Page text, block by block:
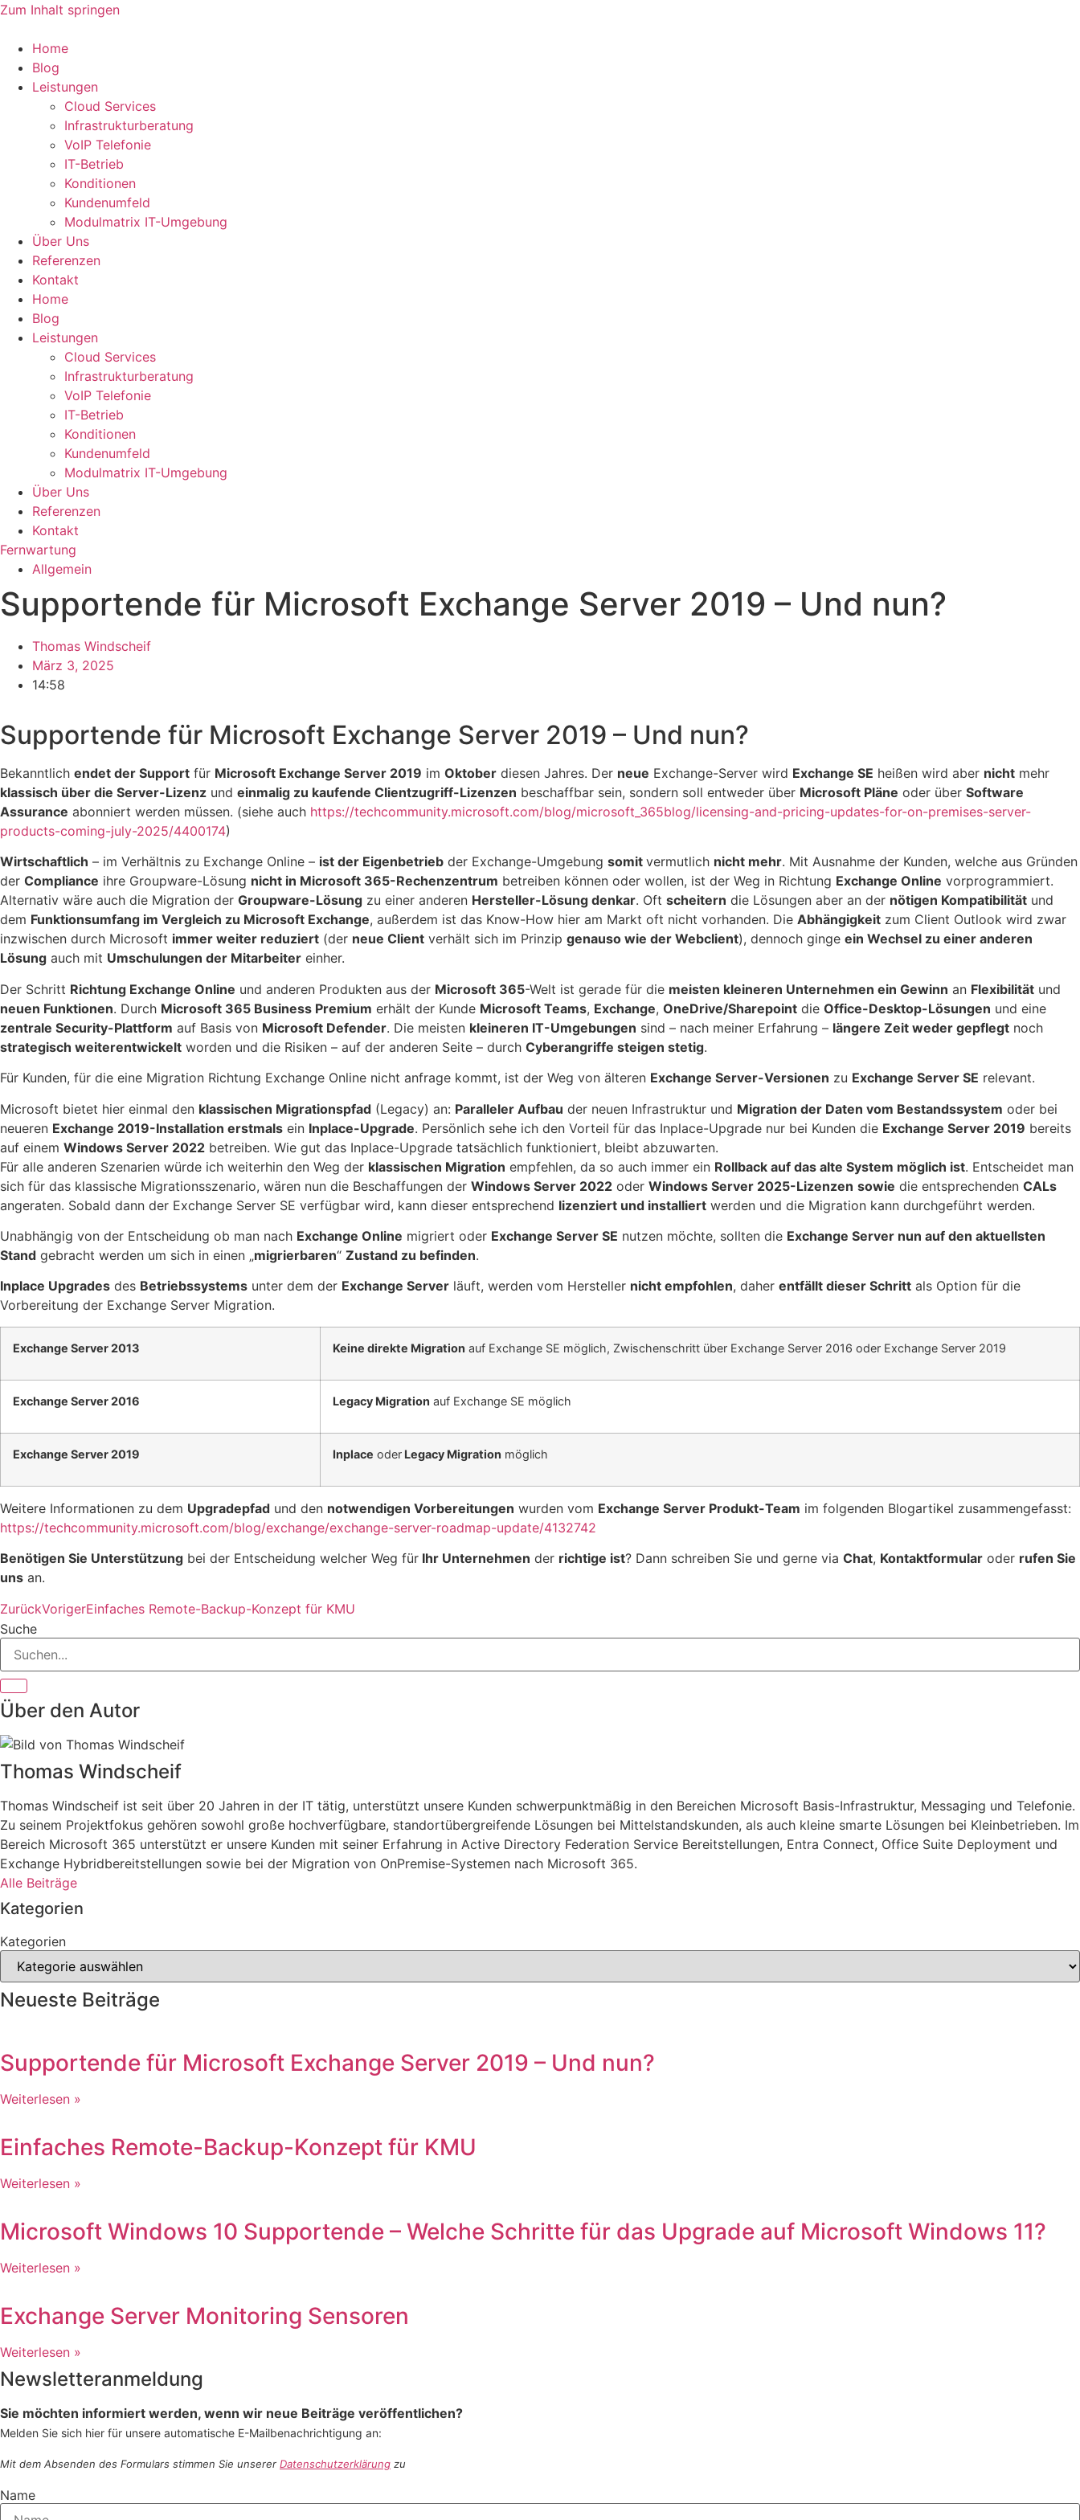
Zum Inhalt springen
Home
Blog
Leistungen
Cloud Services
Infrastrukturberatung
VoIP Telefonie
IT-Betrieb
Konditionen
Kundenumfeld
Modulmatrix IT-Umgebung
Über Uns
Referenzen
Kontakt
Home
Blog
Leistungen
Cloud Services
Infrastrukturberatung
VoIP Telefonie
IT-Betrieb
Konditionen
Kundenumfeld
Modulmatrix IT-Umgebung
Über Uns
Referenzen
Kontakt
Fernwartung
Allgemein
Supportende für Microsoft Exchange Server 2019 – Und nun?
Thomas Windscheif
März 3, 2025
14:58
Supportende für Microsoft Exchange Server 2019 – Und nun?
Bekanntlich endet der Support für Microsoft Exchange Server 2019 im Oktober diesen Jahres. Der neue Exchange-Server wird Exchange SE heißen wird aber nicht mehr
klassisch über die Server-Lizenz und einmalig zu kaufende Clientzugriff-Lizenzen beschaffbar sein, sondern soll entweder über Microsoft Pläne oder über Software
Assurance abonniert werden müssen. (siehe auch https://techcommunity.microsoft.com/blog/microsoft_365blog/licensing-and-pricing-updates-for-on-premises-server-
products-coming-july-2025/4400174)
Wirtschaftlich – im Verhältnis zu Exchange Online – ist der Eigenbetrieb der Exchange-Umgebung somit vermutlich nicht mehr. Mit Ausnahme der Kunden, welche aus Gründen
der Compliance ihre Groupware-Lösung nicht in Microsoft 365-Rechenzentrum betreiben können oder wollen, ist der Weg in Richtung Exchange Online vorprogrammiert.
Alternativ wäre auch die Migration der Groupware-Lösung zu einer anderen Hersteller-Lösung denkar. Oft scheitern die Lösungen aber an der nötigen Kompatibilität und
dem Funktionsumfang im Vergleich zu Microsoft Exchange, außerdem ist das Know-How hier am Markt oft nicht vorhanden. Die Abhängigkeit zum Client Outlook wird zwar
inzwischen durch Microsoft immer weiter reduziert (der neue Client verhält sich im Prinzip genauso wie der Webclient), dennoch ginge ein Wechsel zu einer anderen
Lösung auch mit Umschulungen der Mitarbeiter einher.
Der Schritt Richtung Exchange Online und anderen Produkten aus der Microsoft 365-Welt ist gerade für die meisten kleineren Unternehmen ein Gewinn an Flexibilität und
neuen Funktionen. Durch Microsoft 365 Business Premium erhält der Kunde Microsoft Teams, Exchange, OneDrive/Sharepoint die Office-Desktop-Lösungen und eine
zentrale Security-Plattform auf Basis von Microsoft Defender. Die meisten kleineren IT-Umgebungen sind – nach meiner Erfahrung – längere Zeit weder gepflegt noch
strategisch weiterentwickelt worden und die Risiken – auf der anderen Seite – durch Cyberangriffe steigen stetig.
Für Kunden, für die eine Migration Richtung Exchange Online nicht anfrage kommt, ist der Weg von älteren Exchange Server-Versionen zu Exchange Server SE relevant.
Microsoft bietet hier einmal den klassischen Migrationspfad (Legacy) an: Paralleler Aufbau der neuen Infrastruktur und Migration der Daten vom Bestandssystem oder bei
neueren Exchange 2019-Installation erstmals ein Inplace-Upgrade. Persönlich sehe ich den Vorteil für das Inplace-Upgrade nur bei Kunden die Exchange Server 2019 bereits
auf einem Windows Server 2022 betreiben. Wie gut das Inplace-Upgrade tatsächlich funktioniert, bleibt abzuwarten.
Für alle anderen Szenarien würde ich weiterhin den Weg der klassischen Migration empfehlen, da so auch immer ein Rollback auf das alte System möglich ist. Entscheidet man
sich für das klassische Migrationsszenario, wären nun die Beschaffungen der Windows Server 2022 oder Windows Server 2025-Lizenzen sowie die entsprechenden CALs
angeraten. Sobald dann der Exchange Server SE verfügbar wird, kann dieser entsprechend lizenziert und installiert werden und die Migration kann durchgeführt werden.
Unabhängig von der Entscheidung ob man nach Exchange Online migriert oder Exchange Server SE nutzen möchte, sollten die Exchange Server nun auf den aktuellsten
Stand gebracht werden um sich in einen „migrierbaren“ Zustand zu befinden.
Inplace Upgrades des Betriebssystems unter dem der Exchange Server läuft, werden vom Hersteller nicht empfohlen, daher entfällt dieser Schritt als Option für die
Vorbereitung der Exchange Server Migration.
Exchange Server 2013 Keine direkte Migration auf Exchange SE möglich, Zwischenschritt über Exchange Server 2016 oder Exchange Server 2019
Exchange Server 2016 Legacy Migration auf Exchange SE möglich
Exchange Server 2019 Inplace oder Legacy Migration möglich
Weitere Informationen zu dem Upgradepfad und den notwendigen Vorbereitungen wurden vom Exchange Server Produkt-Team im folgenden Blogartikel zusammengefasst:
https://techcommunity.microsoft.com/blog/exchange/exchange-server-roadmap-update/4132742
Benötigen Sie Unterstützung bei der Entscheidung welcher Weg für Ihr Unternehmen der richtige ist? Dann schreiben Sie und gerne via Chat, Kontaktformular oder rufen Sie
uns an.
ZurückVorigerEinfaches Remote-Backup-Konzept für KMU
Suche
Über den Autor
Thomas Windscheif
Thomas Windscheif ist seit über 20 Jahren in der IT tätig, unterstützt unsere Kunden schwerpunktmäßig in den Bereichen Microsoft Basis-Infrastruktur, Messaging und Telefonie.
Zu seinem Projektfokus gehören sowohl große hochverfügbare, standortübergreifende Lösungen bei Mittelstandskunden, als auch kleine smarte Lösungen bei Kleinbetrieben. Im
Bereich Microsoft 365 unterstützt er unsere Kunden mit seiner Erfahrung in Active Directory Federation Service Bereitstellungen, Entra Connect, Office Suite Deployment und
Exchange Hybridbereitstellungen sowie bei der Migration von OnPremise-Systemen nach Microsoft 365.
Alle Beiträge
Kategorien
Kategorien
Neueste Beiträge
Supportende für Microsoft Exchange Server 2019 – Und nun?
Weiterlesen »
Einfaches Remote-Backup-Konzept für KMU
Weiterlesen »
Microsoft Windows 10 Supportende – Welche Schritte für das Upgrade auf Microsoft Windows 11?
Weiterlesen »
Exchange Server Monitoring Sensoren
Weiterlesen »
Newsletteranmeldung
Sie möchten informiert werden, wenn wir neue Beiträge veröffentlichen?
Melden Sie sich hier für unsere automatische E-Mailbenachrichtigung an:
Mit dem Absenden des Formulars stimmen Sie unserer Datenschutzerklärung zu
Name